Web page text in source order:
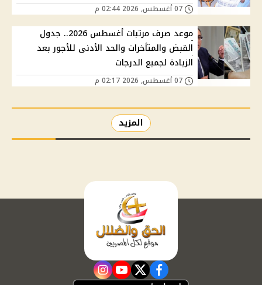
موعد صرف مرتبات أغسطس 2026.. جدول
القبض والمتأخرات والحد الأدنى للأجور بعد
الزيادة لجميع الدرجات
المزيد
facebook
twitter
youtube
instagram